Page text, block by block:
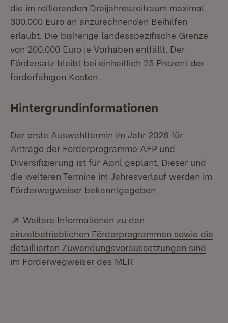
die im rollierenden Dreijahreszeitraum maximal
300.000 Euro an anzurechnenden Beihilfen
erlaubt. Die bisherige landesspezifische Grenze
von 200.000 Euro je Vorhaben entfällt. Der
Fördersatz bleibt bei einheitlich 25 Prozent der
förderfähigen Kosten.
Hintergrundinformationen
Der erste Auswahltermin im Jahr 2026 für
Anträge der Förderprogramme AFP und
Diversifizierung ist für April geplant. Dieser und
die weiteren Termine im Jahresverlauf werden im
Förderwegweiser bekanntgegeben.
Extern:
Weitere Informationen zu den
einzelbetrieblichen Förderprogrammen sowie die
detaillierten Zuwendungsvoraussetzungen sind
im Förderwegweiser des MLR